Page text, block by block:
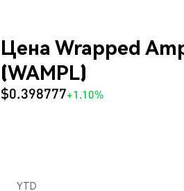
Цена Wrapped
(WAMPL)
$0.398777+1.10%
YTD